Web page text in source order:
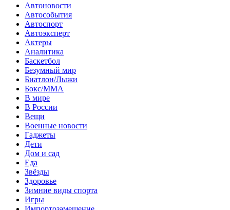
Автоновости
Автособытия
Автоспорт
Автоэксперт
Актеры
Аналитика
Баскетбол
Безумный мир
Биатлон/Лыжи
Бокс/MMA
В мире
В России
Вещи
Военные новости
Гаджеты
Дети
Дом и сад
Еда
Звёзды
Здоровье
Зимние виды спорта
Игры